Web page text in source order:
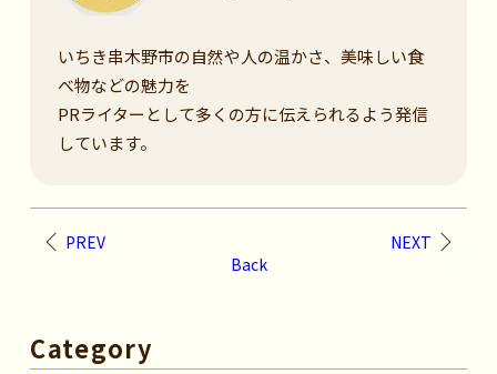
いちき串木野市の自然や人の温かさ、美味しい食
べ物などの魅力を
PRライターとして多くの方に伝えられるよう発信
しています。
PREV
NEXT
Back
Category